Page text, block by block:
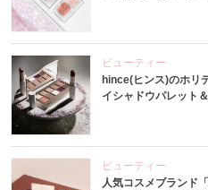
ビューティー
hince(ヒンス)のホリ
イシャドウパレット
ビューティー
人気コスメブランド